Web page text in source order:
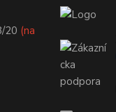
20 (na